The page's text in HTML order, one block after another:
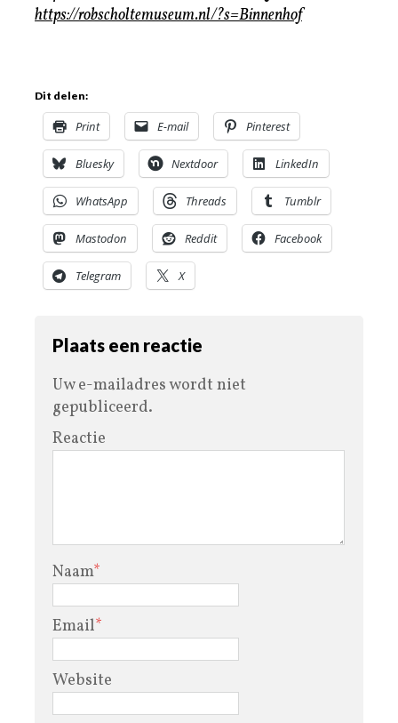
https://robscholtemuseum.nl/?s=Binnenhof
Dit delen:
Print E-mail Pinterest
Bluesky Nextdoor LinkedIn
WhatsApp Threads Tumblr
Mastodon Reddit Facebook
Telegram X
Plaats een reactie
Uw e-mailadres wordt niet
gepubliceerd.
Reactie
Naam*
Email*
Website